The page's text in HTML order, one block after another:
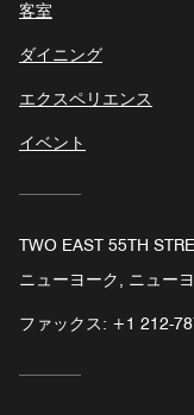
客室
ダイニング
エクスペリエンス
イベント
TWO EAST 55TH
ニューヨーク, ニュー
ファックス: +1 212-